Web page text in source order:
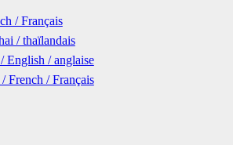
/ Français
/ thaïlandais
/ anglaise
French / Français